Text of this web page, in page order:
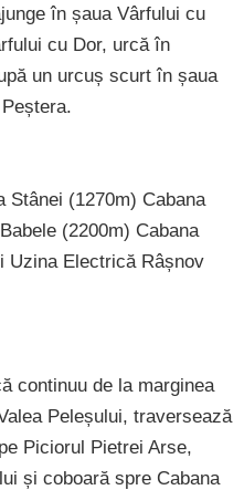
în șaua Vârfului cu
cu Dor, urcă în
un urcuș scurt în șaua
Stânei (1270m) Cabana
(2200m) Cabana
Uzina Electrică Râșnov
continuu de la marginea
Peleșului, traversează
Piciorul Pietrei Arse,
și coboară spre Cabana